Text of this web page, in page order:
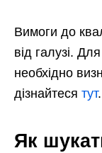
Вимоги до
від галузі.
необхідно
дізнайтеся тут.
Як